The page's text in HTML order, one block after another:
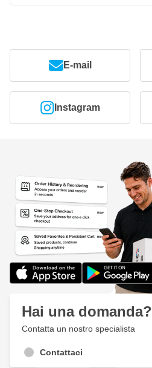
E-mail
Instagram
Hai una domanda?
Contatta un nostro specialista
Contattaci